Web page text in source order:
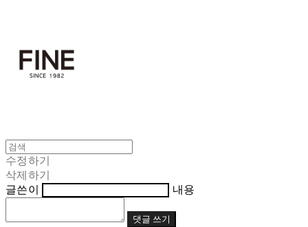
수정하기
삭제하기
글쓴이
내용
댓글 쓰기